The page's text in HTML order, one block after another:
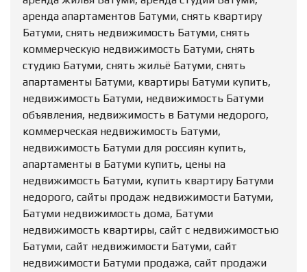
аренда апартаментов Батуми, снять квартиру
Батуми, снять недвижимость Батуми, снять
коммерческую недвижимость Батуми, снять
студию Батуми, снять жильё Батуми, снять
апартаменты Батуми, квартиры Батуми купить,
недвижимость Батуми, недвижимость Батуми
объявления, недвижимость в Батуми недорого,
коммерческая недвижимость Батуми,
недвижимость Батуми для россиян купить,
апартаменты в Батуми купить, цены на
недвижимость Батуми, купить квартиру Батуми
недорого, сайты продаж недвижимости Батуми,
Батуми недвижимость дома, Батуми
недвижимость квартиры, сайт с недвижимостью
Батуми, сайт недвижимости Батуми, сайт
недвижимости Батуми продажа, сайт продажи